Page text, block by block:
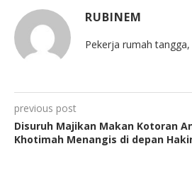
RUBINEM
Pekerja rumah
previous post
Disuruh Majikan Makan Kotoran
Khotimah Menangis di depan